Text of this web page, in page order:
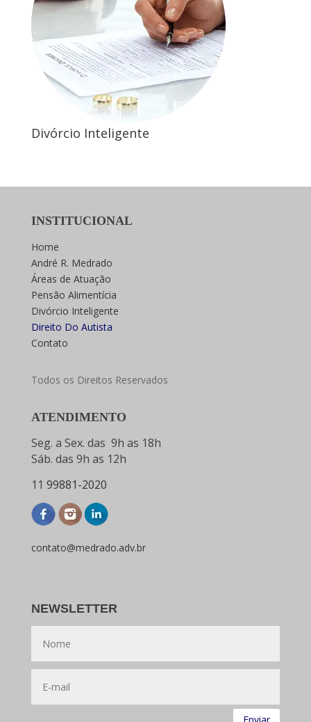
Divórcio Inteligente
INSTITUCIONAL
Home
André R. Medrado
Áreas de Atuação
Pensão Alimentícia
Divórcio Inteligente
Direito Do Autista
Contato
Todos os Direitos Reservados
ATENDIMENTO
Seg. a Sex. das 9h as 18h
Sáb. das 9h as 12h
11 99881-2020
contato@medrado.adv.br
NEWSLETTER
Enviar